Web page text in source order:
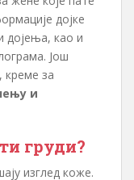
дојке
дојења, као и
Још
за
и
груди?
изглед коже.